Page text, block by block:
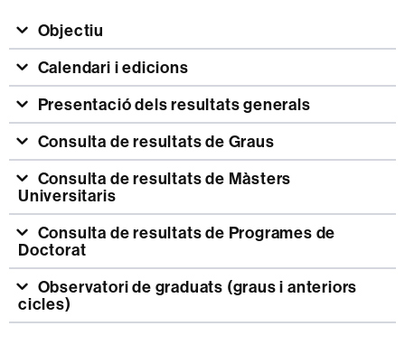
Objectiu
Calendari i edicions
Presentació dels resultats generals
Consulta de resultats de Graus
Universitaris
Doctorat
cicles)